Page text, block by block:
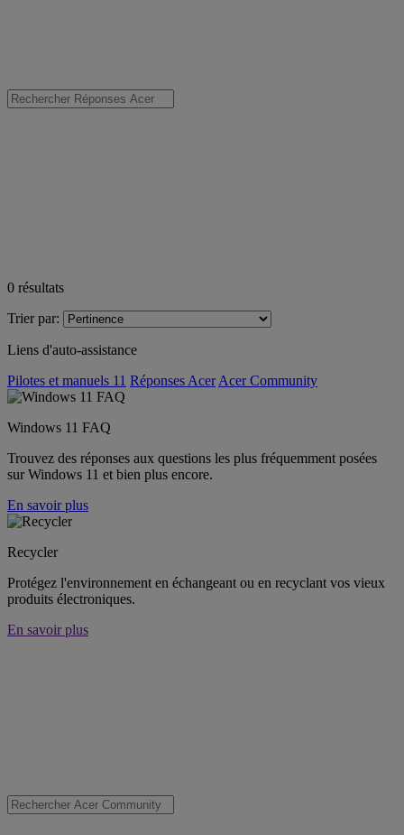
0 résultats
Trier par:
Liens d'auto-assistance
Pilotes et manuels 11 Réponses Acer Acer Community
Windows 11 FAQ
Trouvez des réponses aux questions les plus fréquemment posées
sur Windows 11 et bien plus encore.
En savoir plus
Recycler
Protégez l'environnement en échangeant ou en recyclant vos vieux
produits électroniques.
En savoir plus